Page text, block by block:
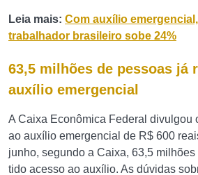
Leia mais: Com auxílio
trabalhador brasileiro sobe 24%
63,5 milhões de pessoas já
auxílio emergencial
A Caixa Econômica Federal divulgou
ao auxílio emergencial de R$ 600
junho, segundo a Caixa, 63,5
tido acesso ao auxílio. As dúvidas